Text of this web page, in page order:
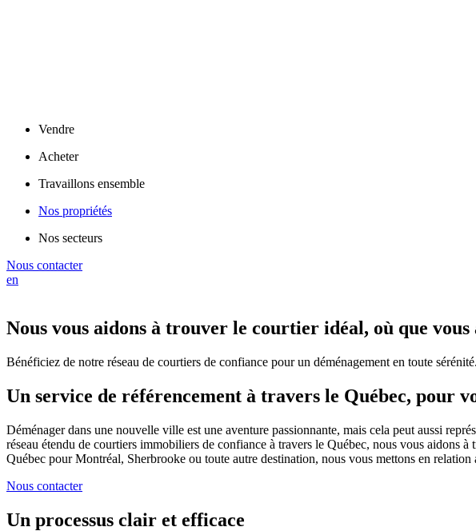
Vendre
Acheter
Travaillons ensemble
Nos propriétés
Nos secteurs
Nous contacter
en
Nous vous aidons à trouver le courtier idéal, où que vous
Bénéficiez de notre réseau de courtiers de confiance pour un déménagement en toute sérénité.
Un service de référencement à travers le Québec, pour
Déménager dans une nouvelle ville est une aventure passionnante, mais cela peut aussi
réseau étendu de courtiers immobiliers de confiance à travers le Québec, nous vous aidons
Québec pour Montréal, Sherbrooke ou toute autre destination, nous vous mettons en
Nous contacter
Un processus clair et efficace